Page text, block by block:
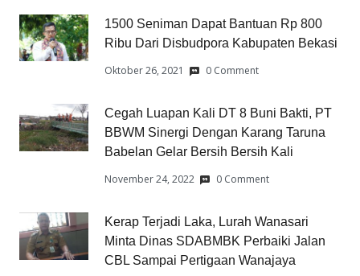
1500 Seniman Dapat Bantuan Rp 800
Ribu Dari Disbudpora Kabupaten Bekasi
Oktober 26, 2021 0 Comment
Cegah Luapan Kali DT 8 Buni Bakti, PT
BBWM Sinergi Dengan Karang Taruna
Babelan Gelar Bersih Bersih Kali
November 24, 2022 0 Comment
Kerap Terjadi Laka, Lurah Wanasari
Minta Dinas SDABMBK Perbaiki Jalan
CBL Sampai Pertigaan Wanajaya